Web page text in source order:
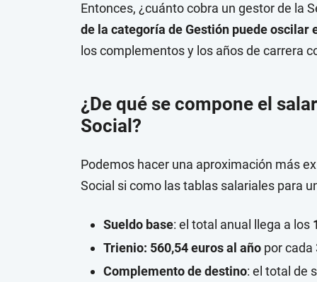
Entonces, ¿cuánto cobra un gestor de la
de la categoría de Gestión puede oscilar
los complementos y los años de carrera
¿De qué se compone el
Social?
Podemos hacer una aproximación más
Social si como las tablas salariales para
Sueldo base: el total anual llega a los
Trienio: 560,54 euros al año por cada
Complemento de destino: el total de